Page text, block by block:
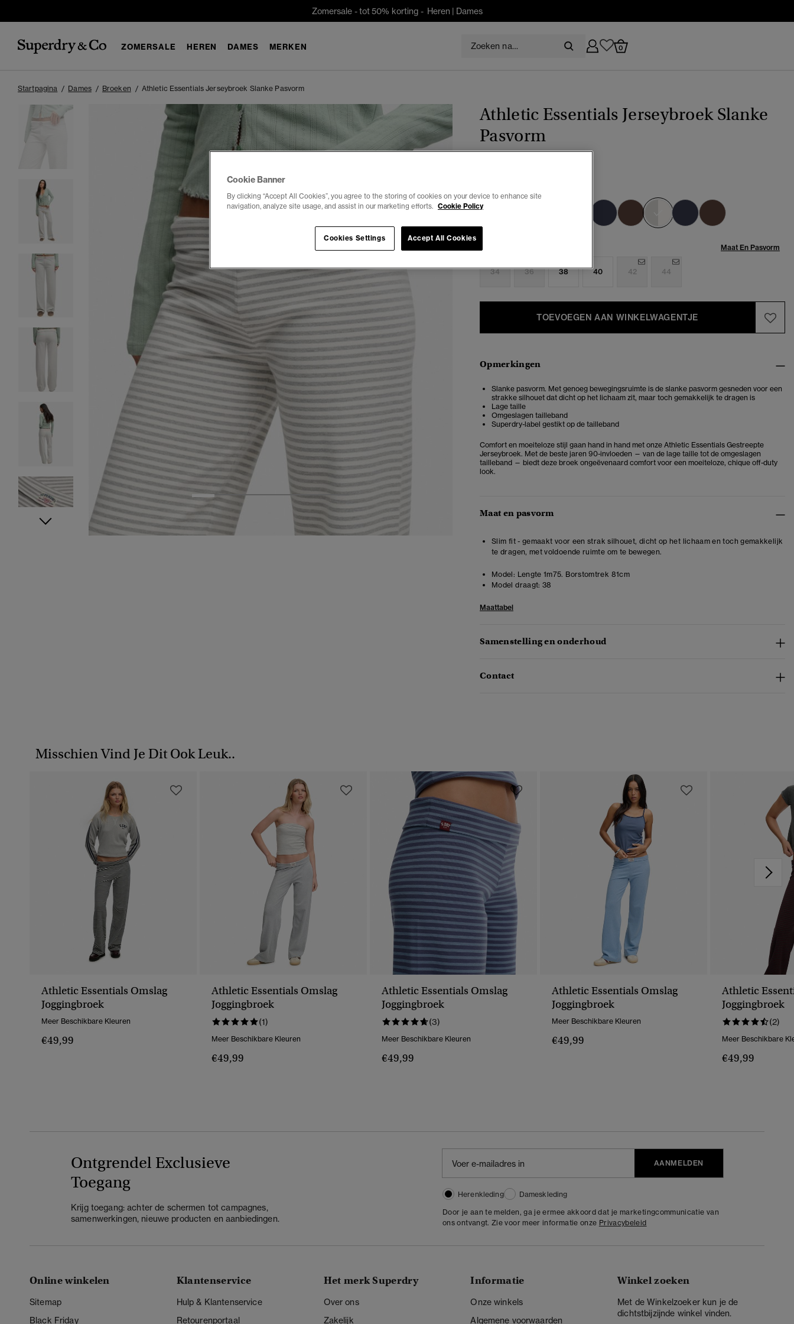
Zomersale - tot 50% korting - Heren | Dames
ZOMERSALE HEREN DAMES MERKEN 0
Startpagina Dames Broeken Athletic Essentials Jerseybroek Slanke Pasvorm
2 5 6 7
Athletic Essentials Jerseybroek Slanke
Pasvorm
geselecteerd
Maat En Pasvorm
34 36 38 40 42 44
TOEVOEGEN AAN WINKELWAGENTJE
Opmerkingen
Slanke pasvorm. Met genoeg bewegingsruimte is de slanke pasvorm gesneden voor een
strakke silhouet dat dicht op het lichaam zit, maar toch gemakkelijk te dragen is
Lage taille
Omgeslagen tailleband
Superdry-label gestikt op de tailleband
Comfort en moeiteloze stijl gaan hand in hand met onze Athletic Essentials Gestreepte
Jerseybroek. Met de beste jaren 90-invloeden — van de lage taille tot de omgeslagen
tailleband — biedt deze broek ongeëvenaard comfort voor een moeiteloze, chique off-duty
look.
Maat en pasvorm
Slim fit - gemaakt voor een strak silhouet, dicht op het lichaam en toch gemakkelijk
te dragen, met voldoende ruimte om te bewegen.
Model: Lengte 1m75. Borstomtrek 81cm
Model draagt: 38
Maattabel
Samenstelling en onderhoud
Contact
Misschien Vind Je Dit Ook Leuk..
Athletic Essentials Omslag
Joggingbroek
Meer Beschikbare Kleuren
€49,99
Athletic Essentials Omslag
Joggingbroek
(1)
Meer Beschikbare Kleuren
€49,99
Athletic Essentials Omslag
Joggingbroek
(3)
Meer Beschikbare Kleuren
€49,99
Athletic Essentials Omslag
Joggingbroek
Meer Beschikbare Kleuren
€49,99
Athletic
Joggingbroek
(2)
Meer Beschikbare
€49,99
Ontgrendel Exclusieve
Toegang
Krijg toegang: achter de schermen tot campagnes,
samenwerkingen, nieuwe producten en aanbiedingen.
AANMELDEN
Herenkleding
Dameskleding
Door je aan te melden, ga je ermee akkoord dat je marketingcommunicatie van
ons ontvangt. Zie voor meer informatie onze Privacybeleid
Online winkelen
Sitemap
Black Friday
Klantenservice
Hulp & Klantenservice
Retourenportaal
Het merk Superdry
Over ons
Zakelijk
Informatie
Onze winkels
Algemene voorwaarden
Winkel zoeken
Met de Winkelzoeker kun je de
dichtstbijzijnde winkel vinden.
Cookie Banner
By clicking “Accept All Cookies”, you agree to the storing of cookies on your device to enhance site
navigation, analyze site usage, and assist in our marketing efforts. Cookie Policy
Cookies Settings Accept All Cookies